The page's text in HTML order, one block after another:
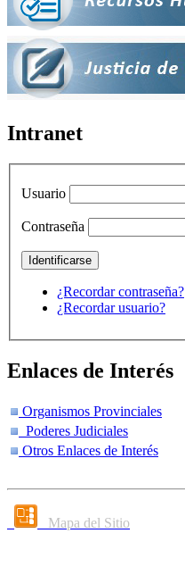
Intranet
Usuario
Contraseña
¿Recordar contraseña?
¿Recordar usuario?
Enlaces de Interés
Organismos Provinciales
Poderes Judiciales
Otros Enlaces de Interés
Mapa del Sitio